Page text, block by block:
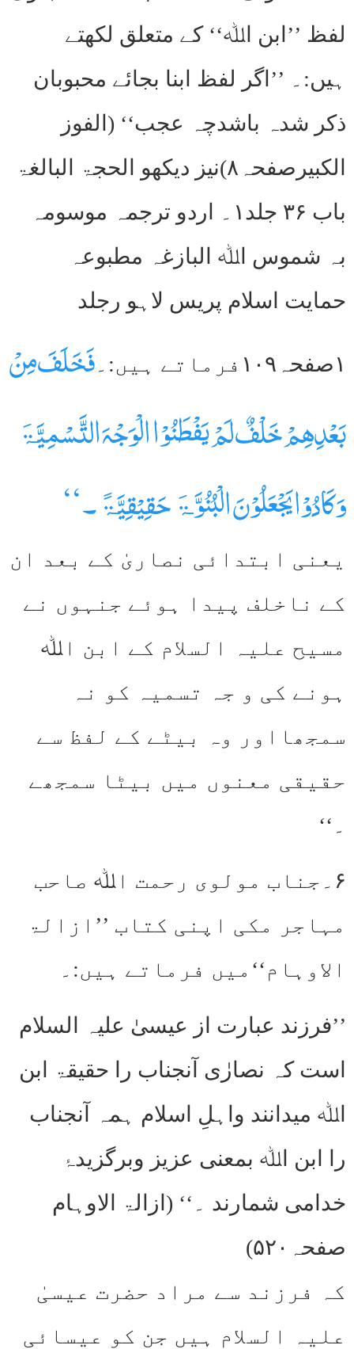
لفظ ’’ابن اﷲ‘‘ کے متعلق لکھتے
ہیں:۔ ’’اگر لفظ ابنا بجائے محبوبان
ذکر شدہ باشدچہ عجب‘‘ (الفوز
الکبیرصفحہ۸)نیز دیکھو الحجۃ البالغۃ
باب ۳۶ جلد۱۔ اردو ترجمہ موسومہ
بہ شموس اﷲ البازغہ مطبوعہ
حمایت اسلام پریس لاہو رجلد
۱صفحہ۱۰۹فرماتے ہیں:۔
فَخَلَفَ مِنْ
بَعْدِھِمْ خَلْفٌ لَمْ یَفْطَنُوْا الْوَجْہَ التَّسْمِیَّۃَ
وَکَادُوْا یَجْعَلُوْنَ الْبُنُوَّۃَ حَقِیْقِیَّۃً۔‘‘
یعنی ابتدائی نصاریٰ کے بعد ان
کے ناخلف پیدا ہوئے جنہوں نے
مسیح علیہ السلام کے ابن اﷲ
ہونے کی و جہ تسمیہ کو نہ
سمجھااور وہ بیٹے کے لفظ سے
حقیقی معنوں میں بیٹا سمجھے
۔‘‘
۶۔جناب مولوی رحمت اﷲ صاحب
مہاجر مکی اپنی کتاب ’’ازالۃ
الاوہام‘‘میں فرماتے ہیں:۔
’’فرزند عبارت از عیسیٰ علیہ السلام
است کہ نصارٰی آنجناب را حقیقۃ ابن
اﷲ میدانند واہلِ اسلام ہمہ آنجناب
را ابن اﷲ بمعنی عزیز وبرگزیدۂ
خدامی شمارند ۔‘‘ (ازالۃ الاوہام
صفحہ۵۲۰)
کہ فرزند سے مراد حضرت عیسیٰ
علیہ السلام ہیں جن کو عیسائی